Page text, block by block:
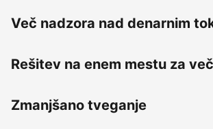
Več nadzora nad denarnim
Rešitev na enem mestu za
Zmanjšano tveganje